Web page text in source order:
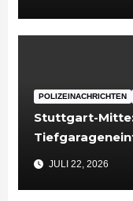
POLIZEINACHRICHTEN
Stuttgart-
verletzt
JULI 22, 2026